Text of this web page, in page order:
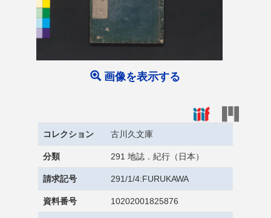
画像を表示する
コレクション 古川久文庫
分類 291 地誌．紀行（日本）
請求記号 291/1/4:FURUKAWA
資料番号 10202001825876